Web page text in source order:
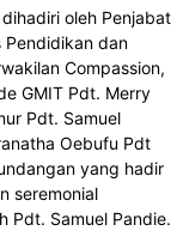
oleh Penjabat
Pendidikan dan
Compassion,
GMIT Pdt. Merry
Pdt. Samuel
Oebufu Pdt
yang hadir
seremonial
Pdt. Samuel Pandie.